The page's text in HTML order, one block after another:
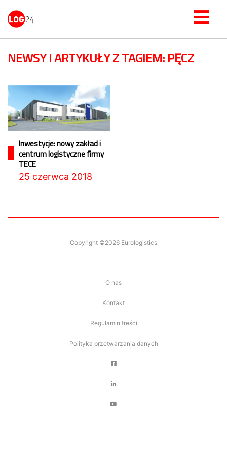
NEWSY I ARTYKUŁY Z TAGIEM: PĘCZ
Inwestycje: nowy zakład i
centrum logistyczne firmy
TECE
25 czerwca 2018
Copyright ©2026 Eurologistics
O nas
Kontakt
Regulamin treści
Polityka przetwarzania danych